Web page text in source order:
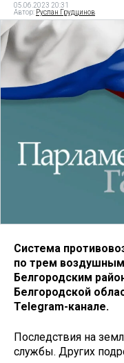
05.06.2023 20:31
Автор: Руслан Грудцинов
Система
по трем
Белгородским
Белгородской
Telegram-канале.
Последствия на
службы. Других